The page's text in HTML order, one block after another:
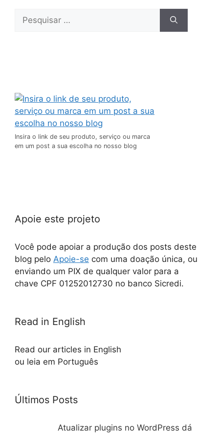
Insira o link de seu produto, serviço ou marca
em um post a sua escolha no nosso blog
Apoie este projeto
Você pode apoiar a produção dos posts deste
blog pelo Apoie-se com uma doação única, ou
enviando um PIX de qualquer valor para a
chave CPF 01252012730 no banco Sicredi.
Read in English
Read our articles in English
ou leia em Português
Últimos Posts
Atualizar plugins no WordPress dá